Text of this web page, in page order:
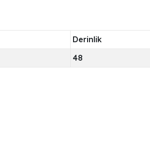
Derinlik
48